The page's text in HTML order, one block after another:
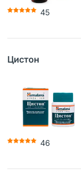
45
Цистон
46